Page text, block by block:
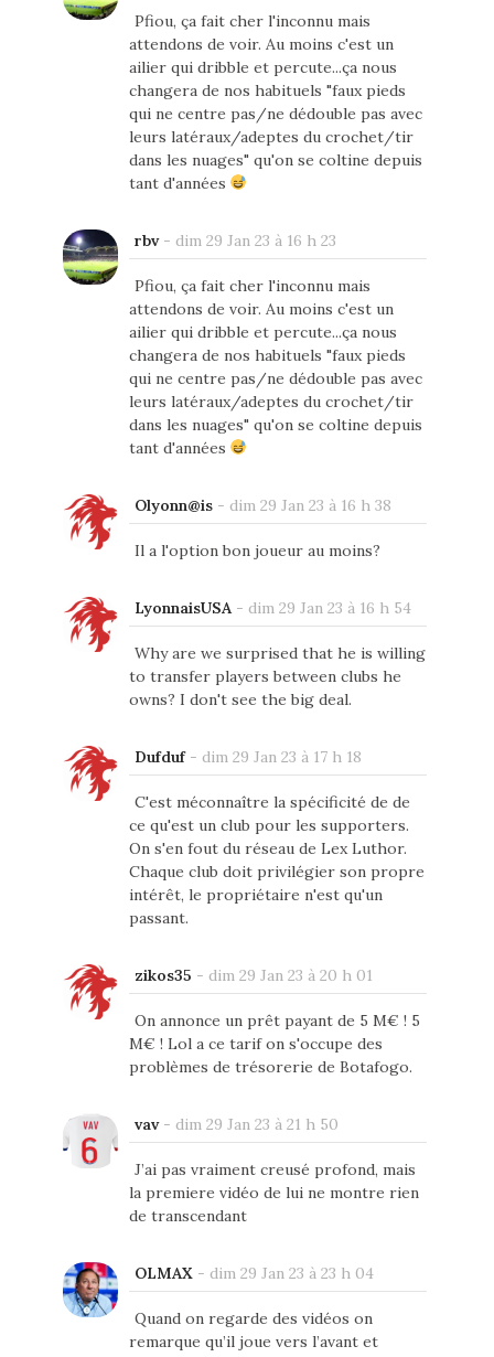
Pfiou, ça fait cher l'inconnu mais
attendons de voir. Au moins c'est un
ailier qui dribble et percute...ça nous
changera de nos habituels "faux pieds
qui ne centre pas/ne dédouble pas avec
leurs latéraux/adeptes du crochet/tir
dans les nuages" qu'on se coltine depuis
tant d'années
rbv- dim 29 Jan 23 à 16 h 23
Pfiou, ça fait cher l'inconnu mais
attendons de voir. Au moins c'est un
ailier qui dribble et percute...ça nous
changera de nos habituels "faux pieds
qui ne centre pas/ne dédouble pas avec
leurs latéraux/adeptes du crochet/tir
dans les nuages" qu'on se coltine depuis
tant d'années
Olyonn@is- dim 29 Jan 23 à 16 h 38
Il a l'option bon joueur au moins?
LyonnaisUSA- dim 29 Jan 23 à 16 h 54
Why are we surprised that he is willing
to transfer players between clubs he
owns? I don't see the big deal.
Dufduf- dim 29 Jan 23 à 17 h 18
C'est méconnaître la spécificité de de
ce qu'est un club pour les supporters.
On s'en fout du réseau de Lex Luthor.
Chaque club doit privilégier son propre
intérêt, le propriétaire n'est qu'un
passant.
zikos35 - dim 29 Jan 23 à 20 h 01
On annonce un prêt payant de 5 M€ ! 5
M€ ! Lol a ce tarif on s'occupe des
problèmes de trésorerie de Botafogo.
vav- dim 29 Jan 23 à 21 h 50
J’ai pas vraiment creusé profond, mais
la premiere vidéo de lui ne montre rien
de transcendant
OLMAX - dim 29 Jan 23 à 23 h 04
Quand on regarde des vidéos on
remarque qu’il joue vers l’avant et